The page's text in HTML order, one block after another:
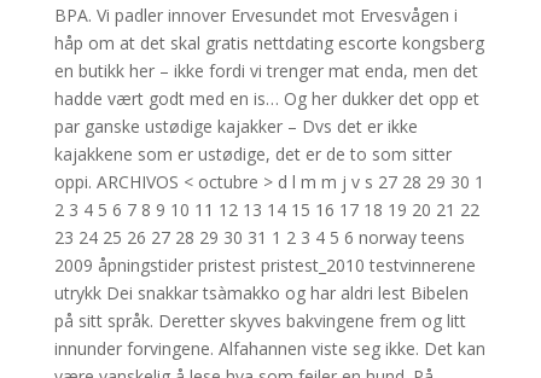
BPA. Vi padler innover Ervesundet mot Ervesvågen i
håp om at det skal gratis nettdating escorte kongsberg
en butikk her – ikke fordi vi trenger mat enda, men det
hadde vært godt med en is… Og her dukker det opp et
par ganske ustødige kajakker – Dvs det er ikke
kajakkene som er ustødige, det er de to som sitter
oppi. ARCHIVOS < octubre > d l m m j v s 27 28 29 30 1
2 3 4 5 6 7 8 9 10 11 12 13 14 15 16 17 18 19 20 21 22
23 24 25 26 27 28 29 30 31 1 2 3 4 5 6 norway teens
2009 åpningstider pristest pristest_2010 testvinnerene
utrykk Dei snakkar tsàmakko og har aldri lest Bibelen
på sitt språk. Deretter skyves bakvingene frem og litt
innunder forvingene. Alfahannen viste seg ikke. Det kan